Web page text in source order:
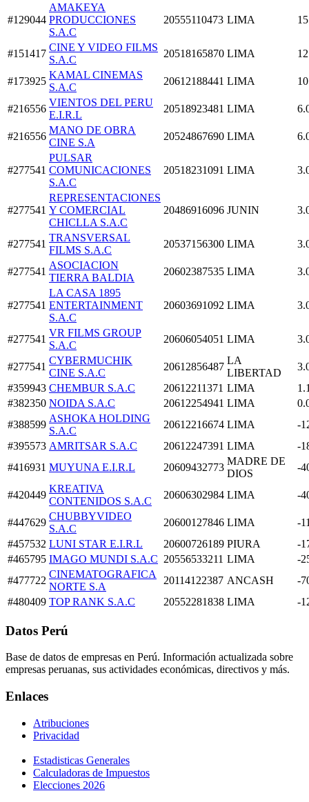
#129044
AMAKEYA
PRODUCCIONES
S.A.C
20555110473 LIMA
#151417
CINE Y VIDEO FILMS
S.A.C
20518165870 LIMA
#173925
KAMAL CINEMAS
S.A.C
20612188441 LIMA
#216556
VIENTOS DEL PERU
E.I.R.L
20518923481 LIMA
#216556
MANO DE OBRA
CINE S.A
20524867690 LIMA
#277541
PULSAR
COMUNICACIONES
S.A.C
20518231091 LIMA
#277541
REPRESENTACIONES
Y COMERCIAL
CHICLLA S.A.C
20486916096 JUNIN
#277541
TRANSVERSAL
FILMS S.A.C
20537156300 LIMA
#277541
ASOCIACION
TIERRA BALDIA
20602387535 LIMA
#277541
LA CASA 1895
ENTERTAINMENT
S.A.C
20603691092 LIMA
#277541
VR FILMS GROUP
S.A.C
20606054051 LIMA
#277541
CYBERMUCHIK
CINE S.A.C
20612856487
LA
LIBERTAD
#359943 CHEMBUR S.A.C 20612211371 LIMA
#382350 NOIDA S.A.C 20612254941 LIMA
#388599
ASHOKA HOLDING
S.A.C
20612216674 LIMA
-
#395573 AMRITSAR S.A.C 20612247391 LIMA
-
#416931 MUYUNA E.I.R.L 20609432773
MADRE DE
DIOS
-
#420449
KREATIVA
CONTENIDOS S.A.C
20606302984 LIMA -
#447629
CHUBBYVIDEO
S.A.C
20600127846 LIMA
-
#457532 LUNI STAR E.I.R.L 20600726189 PIURA
-
#465795 IMAGO MUNDI S.A.C 20556533211 LIMA
-
#477722
CINEMATOGRAFICA
NORTE S.A
20114122387 ANCASH
-
#480409 TOP RANK S.A.C 20552281838 LIMA -
Datos Perú
Base de datos de empresas en Perú. Información actualizada sobre
empresas peruanas, sus actividades económicas, directivos y más.
Enlaces
Atribuciones
Privacidad
Estadisticas Generales
Calculadoras de Impuestos
Elecciones 2026